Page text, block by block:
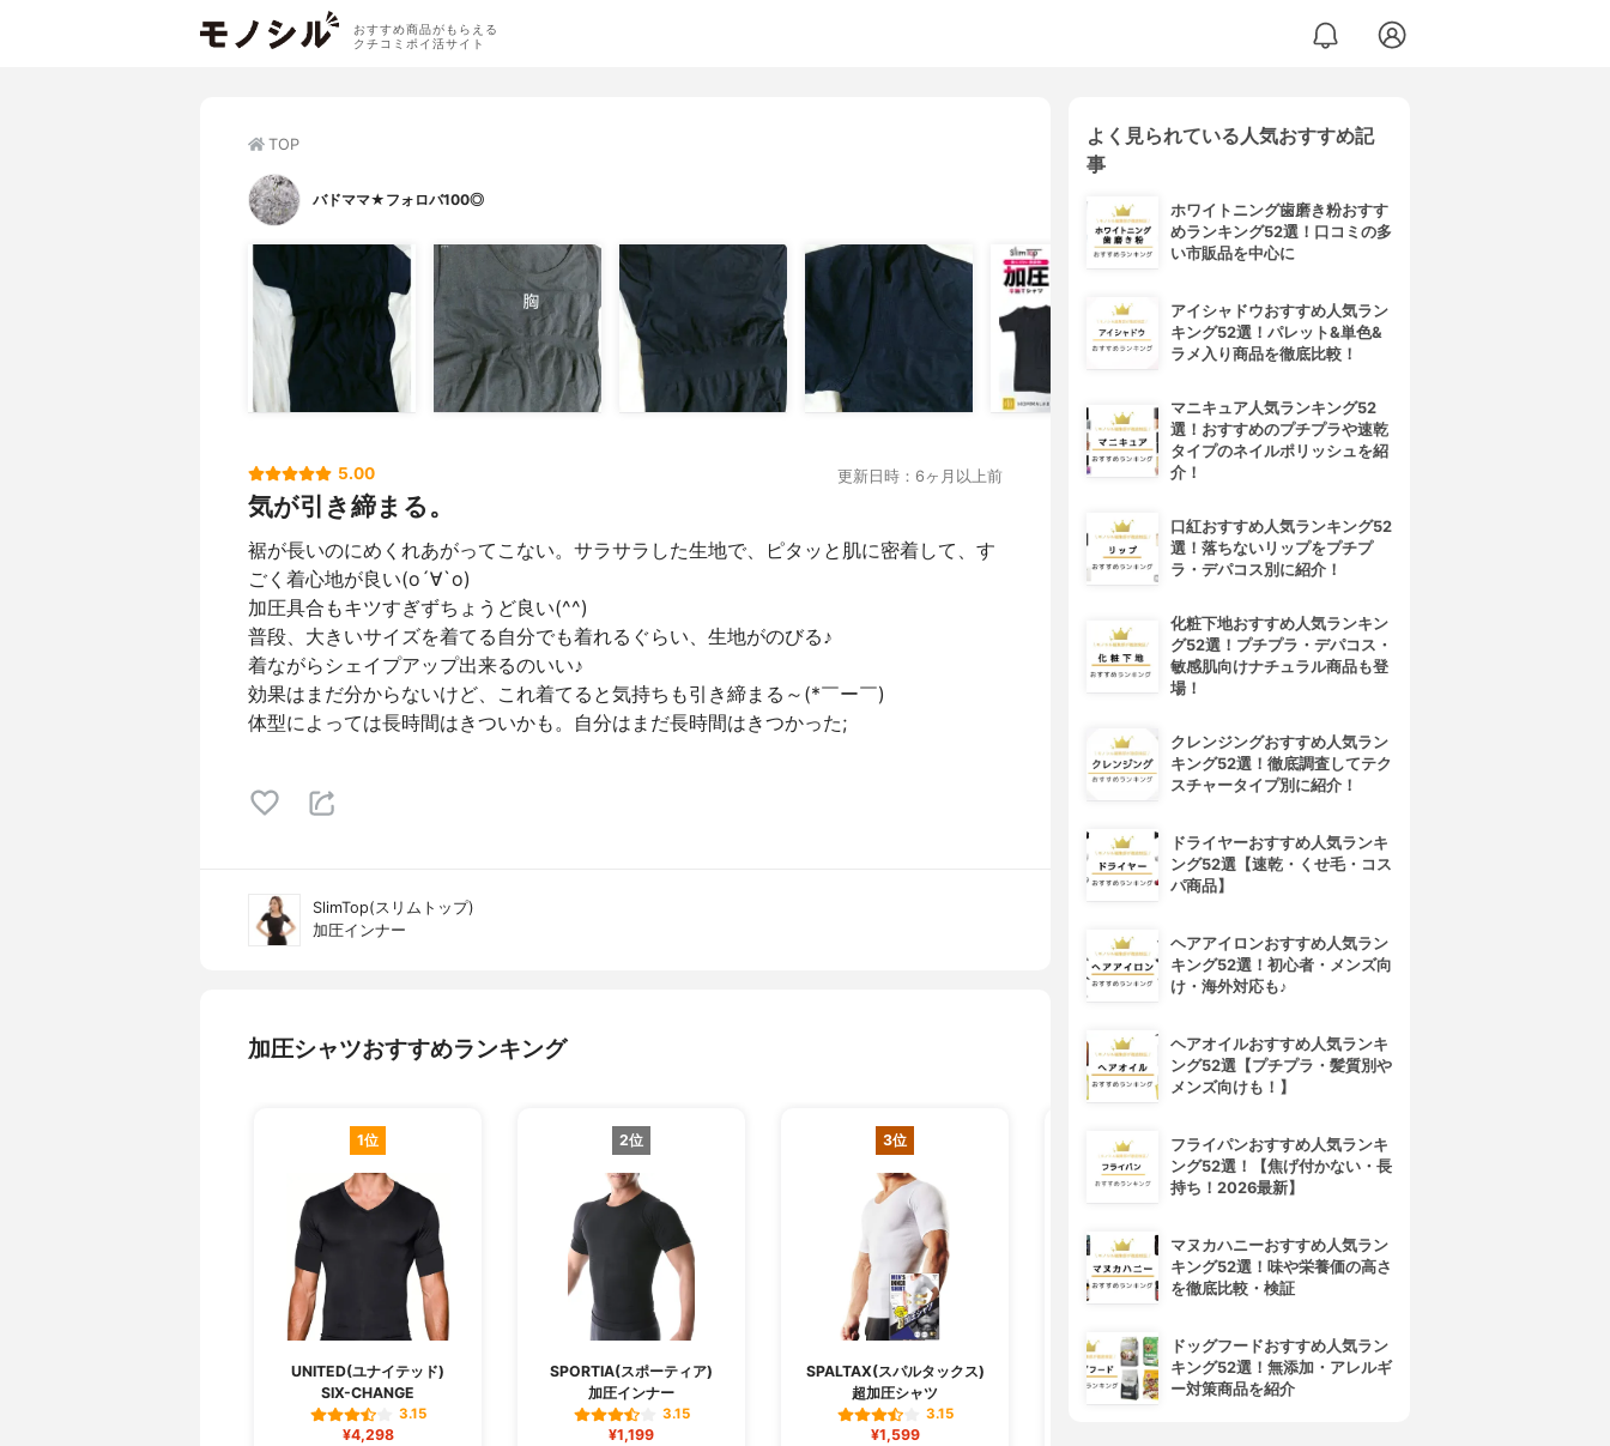
おすすめ商品がもらえる
クチコミポイ活サイト
TOP
バドママ★フォロバ100◎
5.00 更新日時：6ヶ月以上前
気が引き締まる。
裾が長いのにめくれあがってこない。サラサラした生地で、ピタッと肌に密着して、す
ごく着心地が良い(о´∀`о)
加圧具合もキツすぎずちょうど良い(^^)
普段、大きいサイズを着てる自分でも着れるぐらい、生地がのびる♪
着ながらシェイプアップ出来るのいい♪
効果はまだ分からないけど、これ着てると気持ちも引き締まる～(*￣ー￣)
体型によっては長時間はきついかも。自分はまだ長時間はきつかった;
SlimTop(スリムトップ)
加圧インナー
加圧シャツおすすめランキング
1位
UNITED(ユナイテッド)
SIX-CHANGE
3.15
¥4,298
2位
SPORTIA(スポーティア)
加圧インナー
3.15
¥1,199
3位
SPALTAX(スパルタックス)
超加圧シャツ
3.15
¥1,599
MISHOW(ミショウ)
強圧版 加圧インナー
KCS(ケーシーエス)
よく見られている人気おすすめ記
事
ホワイトニング歯磨き粉おすす
めランキング52選！口コミの多
い市販品を中心に
アイシャドウおすすめ人気ラン
キング52選！パレット&単色&
ラメ入り商品を徹底比較！
マニキュア人気ランキング52
選！おすすめのプチプラや速乾
タイプのネイルポリッシュを紹
介！
口紅おすすめ人気ランキング52
選！落ちないリップをプチプ
ラ・デパコス別に紹介！
化粧下地おすすめ人気ランキン
グ52選！プチプラ・デパコス・
敏感肌向けナチュラル商品も登
場！
クレンジングおすすめ人気ラン
キング52選！徹底調査してテク
スチャータイプ別に紹介！
ドライヤーおすすめ人気ランキ
ング52選【速乾・くせ毛・コス
パ商品】
ヘアアイロンおすすめ人気ラン
キング52選！初心者・メンズ向
け・海外対応も♪
ヘアオイルおすすめ人気ランキ
ング52選【プチプラ・髪質別や
メンズ向けも！】
フライパンおすすめ人気ランキ
ング52選！【焦げ付かない・長
持ち！2026最新】
マヌカハニーおすすめ人気ラン
キング52選！味や栄養価の高さ
を徹底比較・検証
ドッグフードおすすめ人気ラン
キング52選！無添加・アレルギ
ー対策商品を紹介